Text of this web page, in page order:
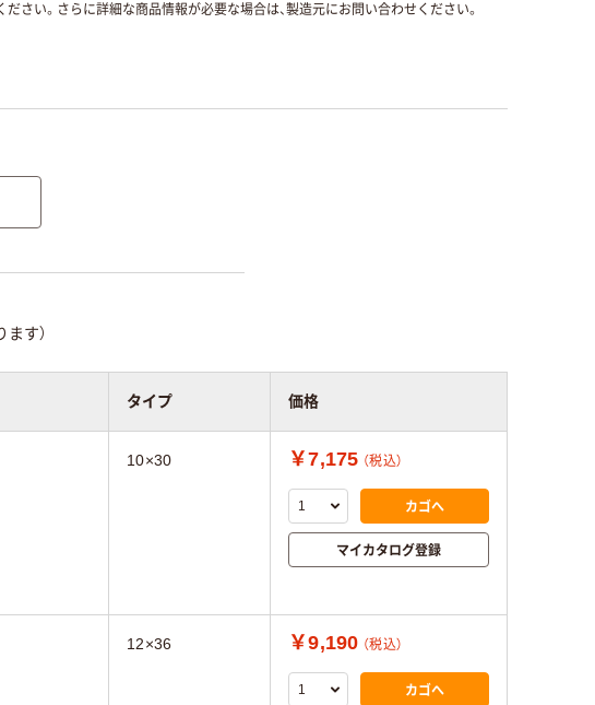
い。さらに詳細な商品情報が必要な場合は、製造元にお問い合わせください。
す）
タイプ 価格
10×30 ￥7,175 （税込）
カゴへ
マイカタログ登録
12×36 ￥9,190 （税込）
カゴへ